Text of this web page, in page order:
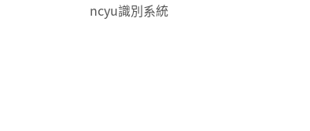
ncyu識別系統